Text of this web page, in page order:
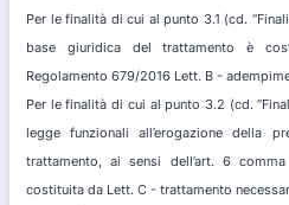
Per le finalità di cui al punto 3.1 (cd.
base giuridica del trattamento è
Regolamento 679/2016 Lett. B -
Per le finalità di cui al punto 3.2 (cd.
legge funzionali all’erogazione della
trattamento, ai sensi dell’art. 6
costituita da Lett. C - trattamento